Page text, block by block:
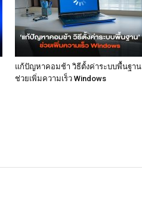
แก้ปัญหาคอมช้า วิธีตั้งค่าระบบพื้นฐาน
ช่วยเพิ่มความเร็ว Windows